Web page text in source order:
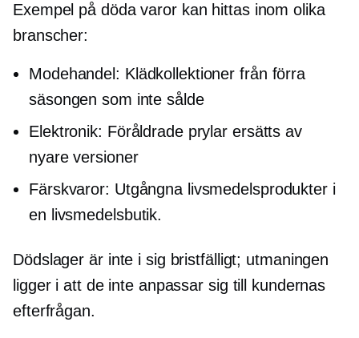
Exempel på döda varor kan hittas inom olika
branscher:
Modehandel: Klädkollektioner från förra
säsongen som inte sålde
Elektronik: Föråldrade prylar ersätts av
nyare versioner
Färskvaror: Utgångna livsmedelsprodukter i
en livsmedelsbutik.
Dödslager är inte i sig bristfälligt; utmaningen
ligger i att de inte anpassar sig till kundernas
efterfrågan.